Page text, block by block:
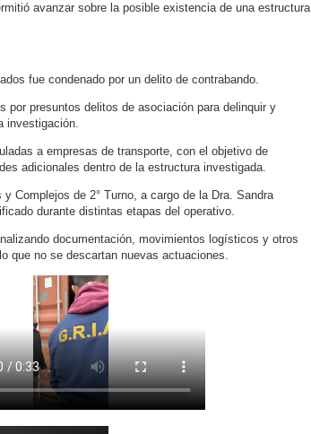
avanzar sobre la posible existencia de una estructura
fue condenado por un delito de contrabando.
presuntos delitos de asociación para delinquir y
investigación.
a empresas de transporte, con el objetivo de
adicionales dentro de la estructura investigada.
Complejos de 2° Turno, a cargo de la Dra. Sandra
durante distintas etapas del operativo.
documentación, movimientos logísticos y otros
que no se descartan nuevas actuaciones.